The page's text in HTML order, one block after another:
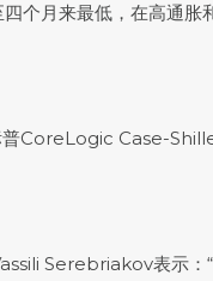
个月来最低，在高通
CoreLogic Case-
Serebriakov表示：